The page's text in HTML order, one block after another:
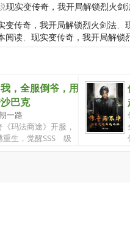
现实变传奇，我开局解锁烈火剑
变传奇，我开局解锁烈火剑法、
阅读、 现实变传奇，我开局解锁
，全服倒爷，用
巴克
一路
玛法商途》开服，
重生，觉醒SSS 级
，...